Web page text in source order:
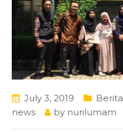
July 3, 2019 Berita
news
by nurilumam